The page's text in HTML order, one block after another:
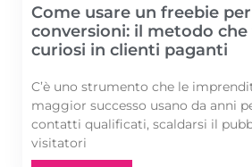
Come usare un freebie
conversioni: il metodo
curiosi in clienti paganti
C’è uno strumento che le
maggior successo usano da anni
contatti qualificati, scaldarsi il
visitatori